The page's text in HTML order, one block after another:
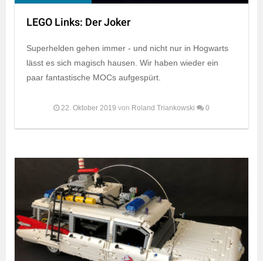
LEGO Links: Der Joker
Superhelden gehen immer - und nicht nur in Hogwarts
lässt es sich magisch hausen. Wir haben wieder ein
paar fantastische MOCs aufgespürt.
22. Oktober 2019 von Roland Triankowski 0